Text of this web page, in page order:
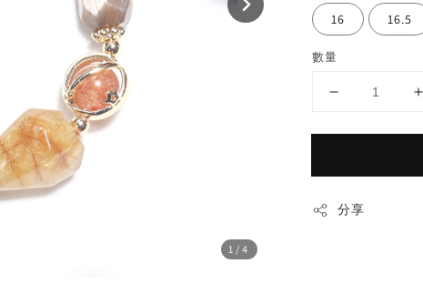
1 /4
16 16.5
數量
分享